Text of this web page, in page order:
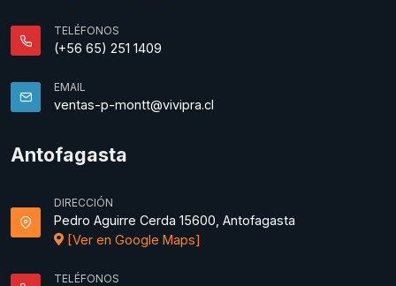
TELÉFONOS
(+56 65) 251 1409
EMAIL
ventas-p-montt@vivipra.cl
Antofagasta
DIRECCIÓN
Pedro Aguirre Cerda 15600, Antofagasta
[Ver en Google Maps]
TELÉFONOS